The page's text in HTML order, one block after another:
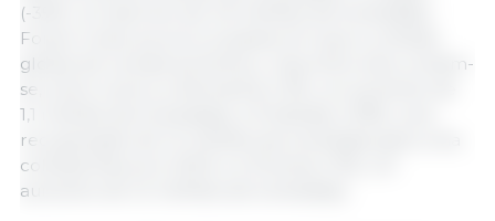
(-35%: um declínio de 4,9 milhões de toneladas).
Foram muito poucos os países em que a colheita
global de cereais aumentou, mas entre eles contam-
se, entre outros, a Alemanha (+3%, um aumento de
1,1 milhões de toneladas), a Finlândia (+39%, uma
recuperação de 1,0 milhões de toneladas após uma
colheita fraca em 2021) e a Polónia (+3%, um
aumento de 1,0 milhões de toneladas).